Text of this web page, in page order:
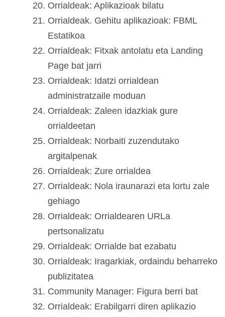
Orrialdeak: Aplikazioak bilatu
Orrialdeak. Gehitu aplikazioak: FBML
Estatikoa
Orrialdeak: Fitxak antolatu eta Landing
Page bat jarri
Orrialdeak: Idatzi orrialdean
administratzaile moduan
Orrialdeak: Zaleen idazkiak gure
orrialdeetan
Orrialdeak: Norbaiti zuzendutako
argitalpenak
Orrialdeak: Zure orrialdea
Orrialdeak: Nola iraunarazi eta lortu zale
gehiago
Orrialdeak: Orrialdearen URLa
pertsonalizatu
Orrialdeak: Orrialde bat ezabatu
Orrialdeak: Iragarkiak, ordaindu beharreko
publizitatea
Community Manager: Figura berri bat
Orrialdeak: Erabilgarri diren aplikazio